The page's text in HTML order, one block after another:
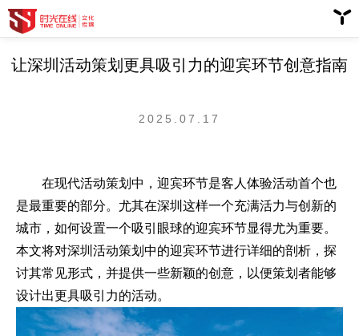
让深圳活动策划更具吸引力的迎宾环节创意指南
2025.07.17
在现代活动策划中，迎宾环节是客人体验活动首个也
是最重要的部分。尤其在深圳这样一个充满活力与创新的
城市，如何设置一个吸引眼球的迎宾环节显得尤为重要。
本文将对深圳活动策划中的迎宾环节进行详细的剖析，探
讨其常见形式，并提供一些新颖的创意，以便策划者能够
设计出更具吸引力的活动。